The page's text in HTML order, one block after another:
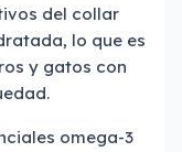
del collar
lo que es
y gatos con
omega-3